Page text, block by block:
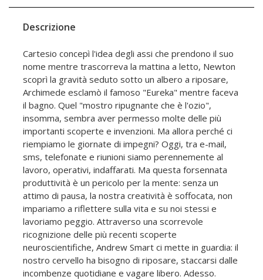
Descrizione
Cartesio concepì l'idea degli assi che prendono il suo
nome mentre trascorreva la mattina a letto, Newton
scoprì la gravità seduto sotto un albero a riposare,
Archimede esclamò il famoso "Eureka" mentre faceva
il bagno. Quel "mostro ripugnante che è l'ozio",
insomma, sembra aver permesso molte delle più
importanti scoperte e invenzioni. Ma allora perché ci
riempiamo le giornate di impegni? Oggi, tra e-mail,
sms, telefonate e riunioni siamo perennemente al
lavoro, operativi, indaffarati. Ma questa forsennata
produttività è un pericolo per la mente: senza un
attimo di pausa, la nostra creatività è soffocata, non
impariamo a riflettere sulla vita e su noi stessi e
lavoriamo peggio. Attraverso una scorrevole
ricognizione delle più recenti scoperte
neuroscientifiche, Andrew Smart ci mette in guardia: il
nostro cervello ha bisogno di riposare, staccarsi dalle
incombenze quotidiane e vagare libero. Adesso.